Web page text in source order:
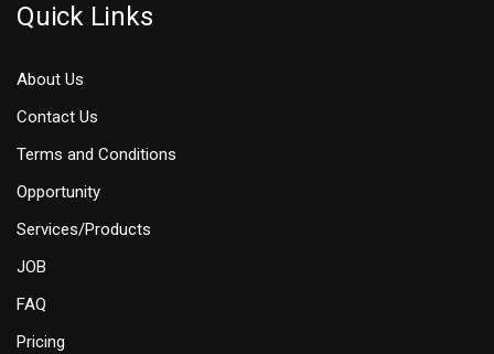
Quick Links
About Us
Contact Us
Terms and Conditions
Opportunity
Services/Products
JOB
FAQ
Pricing